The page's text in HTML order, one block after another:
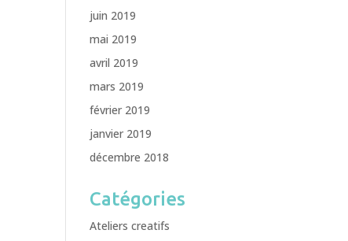
juin 2019
mai 2019
avril 2019
mars 2019
février 2019
janvier 2019
décembre 2018
Catégories
Ateliers creatifs